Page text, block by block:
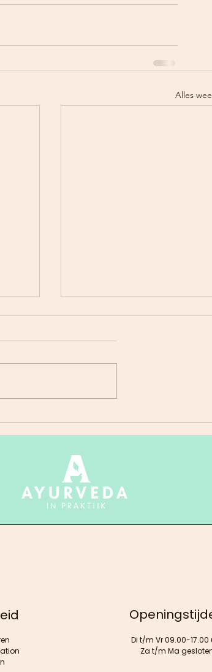
Alles
Curry van spinazie met
aardappelen
Di t/m Vr 09.00-17.00
Za t/m Ma